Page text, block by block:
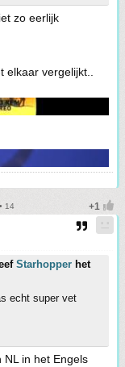
zo eerlijk
elkaar vergelijkt..
14
Starhopper het
echt super vet
NL in het Engels